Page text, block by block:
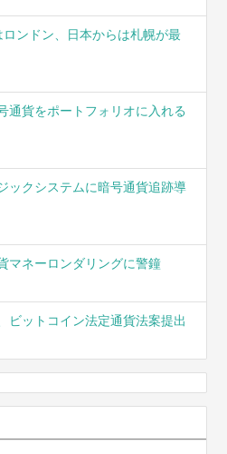
ンドン、日本からは札幌が最
通貨をポートフォリオに入れる
ックシステムに暗号通貨追跡導
マネーロンダリングに警鐘
ビットコイン法定通貨法案提出